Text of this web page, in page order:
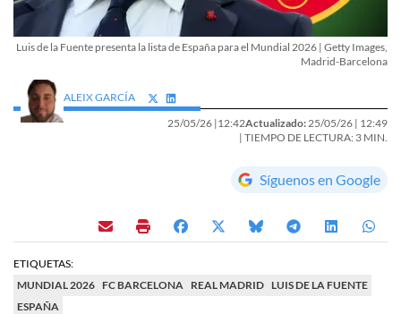
Luis de la Fuente presenta la lista de España para el Mundial 2026 | Getty Images,
Madrid-Barcelona
ALEIX GARCÍA
25/05/26 |12:42Actualizado: 25/05/26 | 12:49
| TIEMPO DE LECTURA: 3 MIN.
Síguenos en Google
ETIQUETAS:
MUNDIAL 2026 FC BARCELONA REAL MADRID LUIS DE LA FUENTE
ESPAÑA